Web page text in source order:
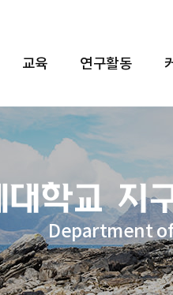
교육 연구활동
Department